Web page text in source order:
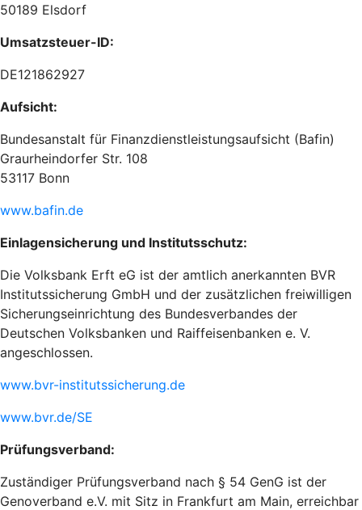
50189 Elsdorf
Umsatzsteuer-ID:
DE121862927
Aufsicht:
Bundesanstalt für Finanzdienstleistungsaufsicht (Bafin)
Graurheindorfer Str. 108
53117 Bonn
www.bafin.de
Einlagensicherung und Institutsschutz:
Die Volksbank Erft eG ist der amtlich anerkannten BVR
Institutssicherung GmbH und der zusätzlichen freiwilligen
Sicherungseinrichtung des Bundesverbandes der
Deutschen Volksbanken und Raiffeisenbanken e. V.
angeschlossen.
www.bvr-institutssicherung.de
www.bvr.de/SE
Prüfungsverband:
Zuständiger Prüfungsverband nach § 54 GenG ist der
Genoverband e.V. mit Sitz in Frankfurt am Main, erreichbar